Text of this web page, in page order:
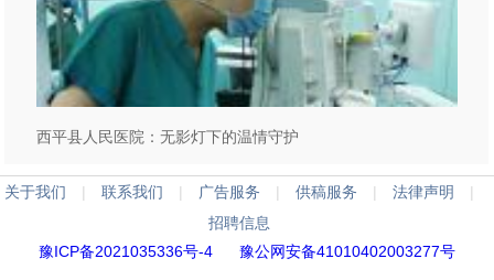
西平县人民医院：无影灯下的温情守护
关于我们 | 联系我们 | 广告服务 | 供稿服务 | 法律声明
|
招聘信息
豫ICP备2021035336号-4
豫公网安备41010402003277号